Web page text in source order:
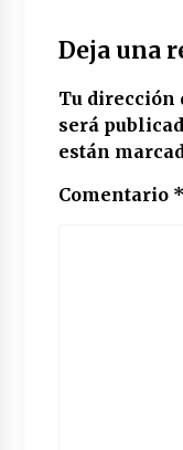
Deja una
Tu dirección
será
están
Comentario *